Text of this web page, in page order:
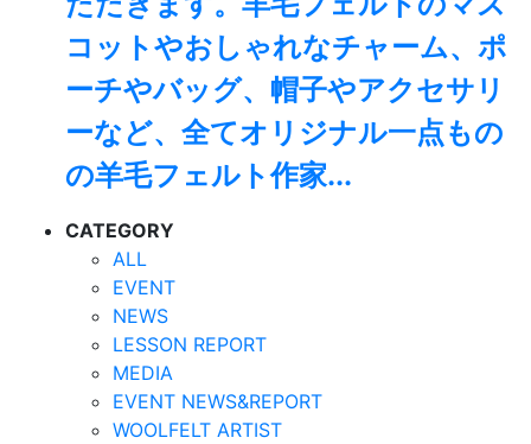
コットやおしゃれなチャーム、ポ
ーチやバッグ、帽子やアクセサリ
ーなど、全てオリジナル一点もの
の羊毛フェルト作家...
CATEGORY
ALL
EVENT
NEWS
LESSON REPORT
MEDIA
EVENT NEWS&REPORT
WOOLFELT ARTIST